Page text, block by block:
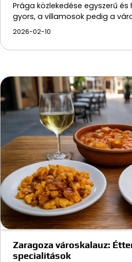
Prága közlekedése egyszerű
gyors, a villamosok pedig a
2026-02-10
Zaragoza városkalauz:
specialitások